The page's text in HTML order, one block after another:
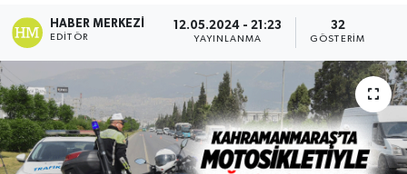
HABER MERKEZI
EDITÖR
12.05.2024 - 21:23
YAYINLANMA
32
GÖSTERIM
Haber Arşivi